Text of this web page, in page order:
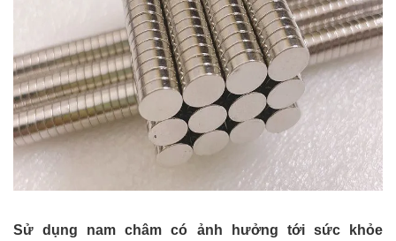
Sử dụng nam châm có ảnh hưởng tới sức khỏe